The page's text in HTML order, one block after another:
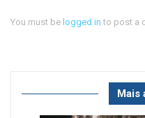
You must be logged in to post a
Mais